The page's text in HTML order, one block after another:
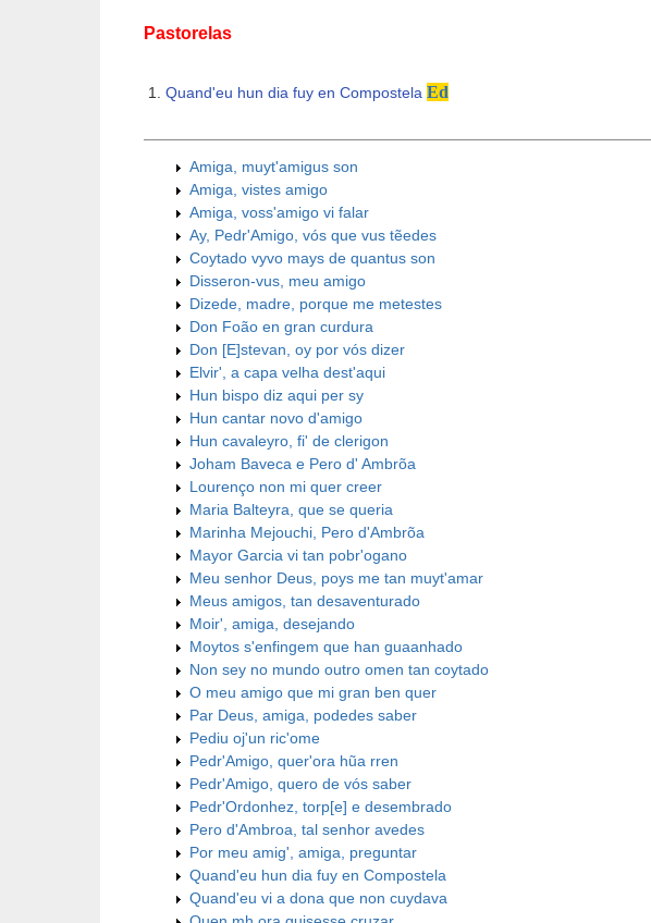
Pastorelas
Quand'eu hun dia fuy en Compostela Ed
Amiga, muyt'amigus son
Amiga, vistes amigo
Amiga, voss'amigo vi falar
Ay, Pedr'Amigo, vós que vus tẽedes
Coytado vyvo mays de quantus son
Disseron-vus, meu amigo
Dizede, madre, porque me metestes
Don Foão en gran curdura
Don [E]stevan, oy por vós dizer
Elvir', a capa velha dest'aqui
Hun bispo diz aqui per sy
Hun cantar novo d'amigo
Hun cavaleyro, fi' de clerigon
Joham Baveca e Pero d' Ambrõa
Lourenço non mi quer creer
Maria Balteyra, que se queria
Marinha Mejouchi, Pero d'Ambrõa
Mayor Garcia vi tan pobr'ogano
Meu senhor Deus, poys me tan muyt'amar
Meus amigos, tan desaventurado
Moir', amiga, desejando
Moytos s'enfingem que han guaanhado
Non sey no mundo outro omen tan coytado
O meu amigo que mi gran ben quer
Par Deus, amiga, podedes saber
Pediu oj'un ric'ome
Pedr'Amigo, quer'ora hũa rren
Pedr'Amigo, quero de vós saber
Pedr'Ordonhez, torp[e] e desembrado
Pero d'Ambroa, tal senhor avedes
Por meu amig', amiga, preguntar
Quand'eu hun dia fuy en Compostela
Quand'eu vi a dona que non cuydava